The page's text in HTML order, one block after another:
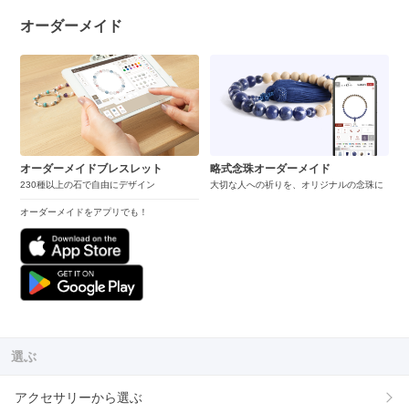
オーダーメイド
オーダーメイドブレスレット
230種以上の石で自由にデザイン
オーダーメイドをアプリでも！
略式念珠オーダーメイド
大切な人への祈りを、オリジナルの念珠に
選ぶ
アクセサリーから選ぶ